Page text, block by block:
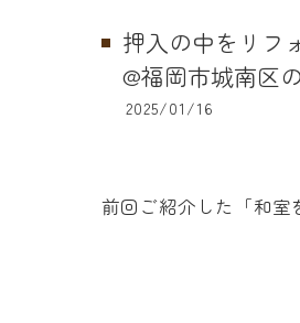
押入の中をリフ
@福岡市城南区
2025/01/16
前回ご紹介した「和